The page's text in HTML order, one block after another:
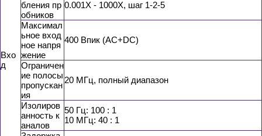
Вхо
д
бления пр
обников
0.001X - 1000X, шаг 1-2-5
Максимал
ьное вход
ное напря
жение
400 Впик (AC+DC)
Ограничен
ие полосы
пропускан
ия
20 МГц, полный диапазон
Изолиров
анность к
аналов
50 Гц: 100 : 1
10 МГц: 40 : 1